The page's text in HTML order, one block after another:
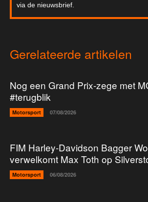
via de nieuwsbrief.
Gerelateerde artikelen
Nog een Grand Prix-zege met
#terugblik
Motorsport 07/08/2026
FIM Harley-Davidson Bagger
verwelkomt Max Toth op
Motorsport 06/08/2026